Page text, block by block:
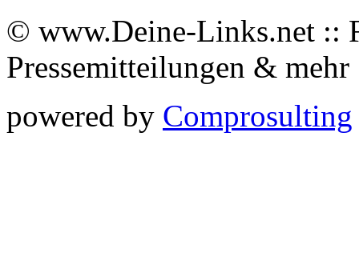
© www.Deine-Links.net ::
Pressemitteilungen &
powered by Comprosulting